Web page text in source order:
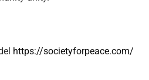
https://societyforpeace.com/